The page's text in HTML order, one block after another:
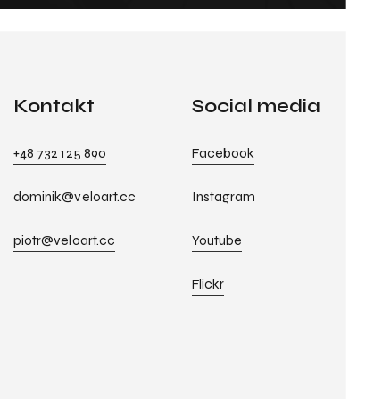
Kontakt
+48 732 125 890
dominik@veloart.cc
piotr@veloart.cc
Social media
Facebook
Instagram
Youtube
Flickr